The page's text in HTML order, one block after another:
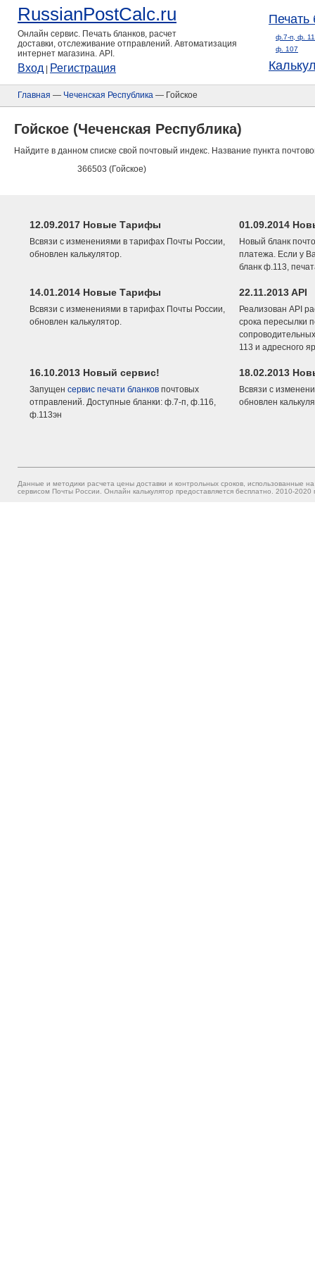
RussianPostCalc.ru
Онлайн сервис. Печать бланков, расчет
доставки, отслеживание отправлений. Автоматизация
интернет магазина. API.
Вход Регистрация
Печать
ф.7-п, ф.
ф. 107
Главная — Чеченская Республика — Гойское
Гойское (Чеченская Республика)
Найдите в данном списке свой почтовый индекс. Название пункта
366503 (Гойское)
12.09.2017 Новые Тарифы
Всвязи с изменениями в тарифах Почты России,
обновлен калькулятор.
01.09.2014
Новый бланк
платежа. Если у
бланк ф.113,
14.01.2014 Новые Тарифы
Всвязи с изменениями в тарифах Почты России,
обновлен калькулятор.
22.11.2013 API
Реализован API
срока пересылки
113 и адресного
16.10.2013 Новый сервис!
Запущен сервис печати бланков почтовых
отправлений. Доступные бланки: ф.7-п, ф.116,
ф.113эн
18.02.2013
Всвязи с
обновлен
Данные и методики расчета цены доставки и контрольных сроков, использованные
сервисом Почты России. Онлайн калькулятор предоставляется бесплатно. 2010-2020